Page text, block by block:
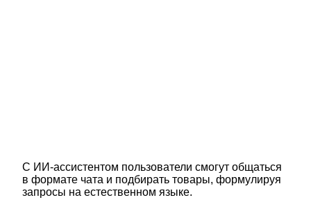
С ИИ-ассистентом пользователи смогут общаться
в формате чата и подбирать товары, формулируя
запросы на естественном языке.